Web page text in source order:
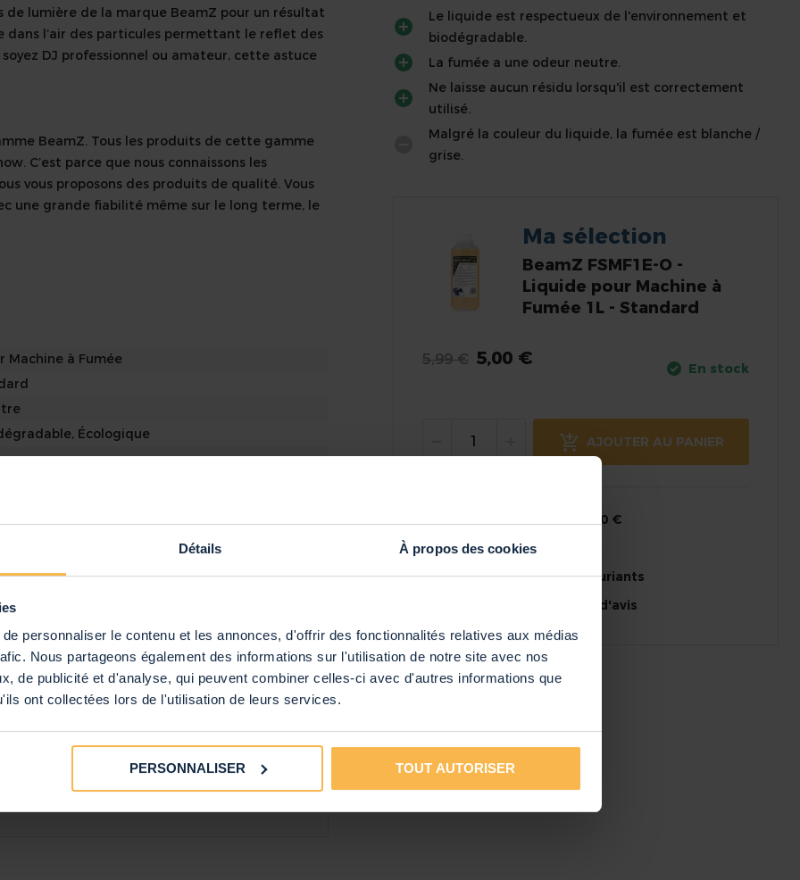
Détails À propos des cookies
personnaliser le contenu et les annonces, d'offrir des fonctionnalités relatives aux médias
Nous partageons également des informations sur l'utilisation de notre site avec nos
de publicité et d'analyse, qui peuvent combiner celles-ci avec d'autres informations que
ont collectées lors de l'utilisation de leurs services.
PERSONNALISER TOUT AUTORISER
de lumière de la marque BeamZ pour un résultat
l’air des particules permettant le reflet des
DJ professionnel ou amateur, cette astuce
BeamZ. Tous les produits de cette gamme
C’est parce que nous connaissons les
vous proposons des produits de qualité. Vous
une grande fiabilité même sur le long terme, le
Machine à Fumée
Écologique
Néerlandais, Allemand, Français, Espagnol
à Fumée 1L - Standard
Le liquide est respectueux de l'environnement et
biodégradable.
La fumée a une odeur neutre.
Ne laisse aucun résidu lorsqu'il est correctement
utilisé.
Malgré la couleur du liquide, la fumée est blanche /
grise.
Ma sélection
BeamZ FSMF1E-O -
Liquide pour Machine à
Fumée 1L - Standard
5,00 €
5,99 €
En stock
+
AJOUTER AU PANIER
Livraison offerte dès 50 €
Chez vous en 24h
Conseils experts et souriants
14 jours pour changer d'avis